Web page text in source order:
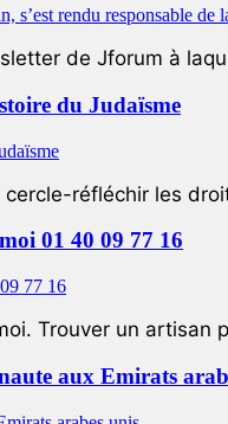
de Jforum à
du Judaïsme
réfléchir les
01 40 09 77 16
Trouver un artisan
aux Emirats